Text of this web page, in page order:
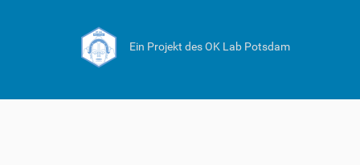
Ein Projekt des OK Lab Potsdam